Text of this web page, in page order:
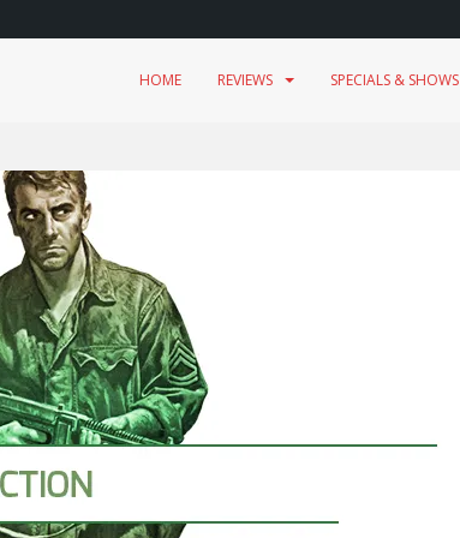
HOME REVIEWS SPECIALS & SHOWS